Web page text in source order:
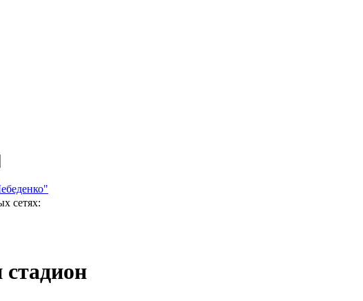
сетях:
стадион